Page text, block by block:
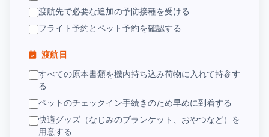
渡航先で必要な追加の予防接種を受ける
フライト予約とペット予約を確認する
渡航日
すべての原本書類を機内持ち込み荷物に入れて持参す
る
ペットのチェックイン手続きのため早めに到着する
快適グッズ（なじみのブランケット、おやつなど）を
用意する